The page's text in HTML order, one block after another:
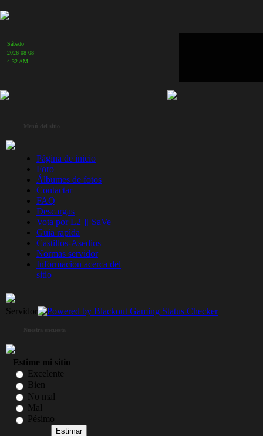
Sábado
2026-08-08
4:32 AM
Menú del sitio
Página de inicio
Foro
Álbumes de fotos
Contactar
FAQ
Descargas
Vota por L2 ][ SaVe
Guia rapìda
Castillos-Asedios
Normas servidor
Informacion acerca del
sitio
Servidor
Nuestra encuesta
Estime mi sitio
Excelente
Bien
No mal
Mal
Pésimo